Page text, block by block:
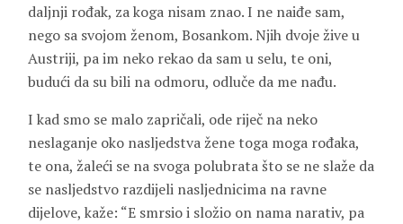
daljnji rođak, za koga nisam znao. I ne naiđe sam,
nego sa svojom ženom, Bosankom. Njih dvoje žive u
Austriji, pa im neko rekao da sam u selu, te oni,
budući da su bili na odmoru, odluče da me nađu.
I kad smo se malo zapričali, ode riječ na neko
neslaganje oko nasljedstva žene toga moga rođaka,
te ona, žaleći se na svoga polubrata što se ne slaže da
se nasljedstvo razdijeli nasljednicima na ravne
dijelove, kaže: “E smrsio i složio on nama narativ, pa